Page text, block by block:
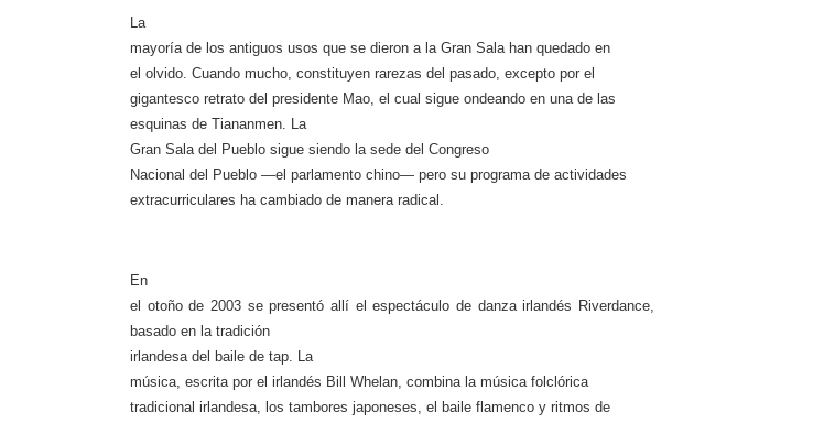
La
mayoría de los antiguos usos que se dieron a la Gran Salahan quedado en
el olvido. Cuando mucho, constituyen rarezas del pasado, excepto por el
gigantesco retrato del presidente Mao, el cual sigue ondeando en una de las
esquinas de Tiananmen. La
Gran Saladel Pueblo sigue siendo la sede del Congreso
Nacional del Pueblo —el parlamento chino— pero su programa de actividades
extracurriculares ha cambiado de manera radical.
En
el otoño de 2003 se presentó allí el espectáculo de danza irlandés Riverdance,
basado en la tradición
irlandesa del baile de tap. La
música, escrita por el irlandés Bill Whelan, combina la música folclórica
tradicio­nal irlandesa, los tambores japoneses, el baile flamenco y ritmos de